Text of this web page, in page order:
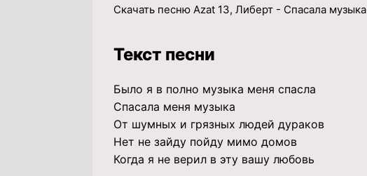
Скачать песню Azat 13, Либерт - Спасала
Текст песни
Было я в полно музыка меня спасла
Спасала меня музыка
От шумных и грязных людей дураков
Нет не зайду пойду мимо домов
Когда я не верил в эту вашу любовь